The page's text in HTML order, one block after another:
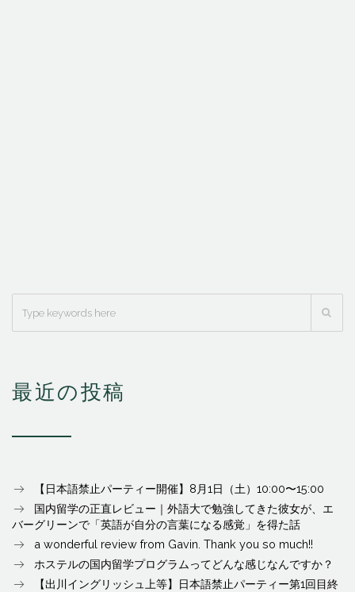
最近の投稿
【日本語禁止パーティー開催】8月1日（土）10:00〜15:00
国内留学の正直レビュー｜外語大で勉強してきた彼女が、エ
バーグリーンで「英語が自分の言葉になる感覚」を得た話
a wonderful review from Gavin. Thank you so much!!
ホステルの国内留学プログラムってどんな感じなんですか？
【出川イングリッシュ上等】日本語禁止パーティー第1回目終